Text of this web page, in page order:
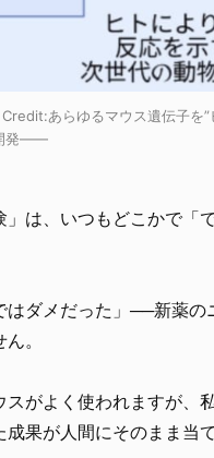
Credit:あらゆるマウス遺伝子を
発――
」は、いつもどこかで「
ダメだった」──新薬
。
がよく使われますが、
果が人間にそのまま当